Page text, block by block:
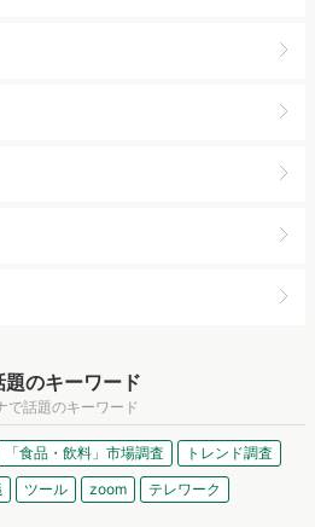
題のキーワード
で話題のキーワード
「食品・飲料」市場調査
トレンド調査
ツール zoom テレワーク